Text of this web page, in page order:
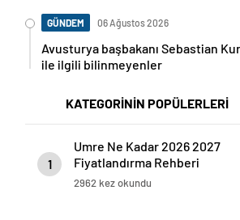
Avusturya başbakanı Sebastian Kurz
ile ilgili bilinmeyenler
1
Fiyatlandırma Rehberi
2962 kez okundu